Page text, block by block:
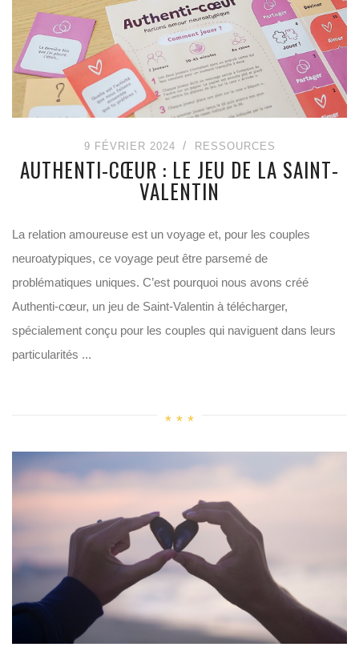
9 FÉVRIER 2024 RESSOURCES
AUTHENTI-CŒUR : LE JEU DE LA SAINT-
VALENTIN
La relation amoureuse est un voyage et, pour les couples
neuroatypiques, ce voyage peut être parsemé de
problématiques uniques. C’est pourquoi nous avons créé
Authenti-cœur, un jeu de Saint-Valentin à télécharger,
spécialement conçu pour les couples qui naviguent dans leurs
particularités ...